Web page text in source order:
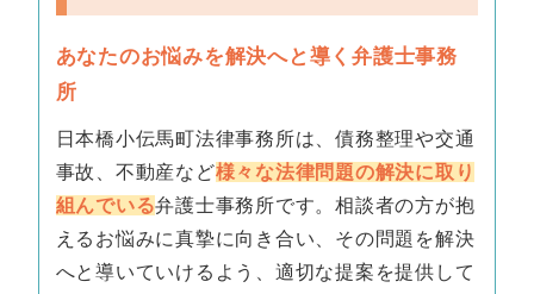
あなたのお悩みを解決へと導く弁護士事務
所
日本橋小伝馬町法律事務所は、債務整理や交通
事故、不動産など様々な法律問題の解決に取り
組んでいる弁護士事務所です。相談者の方が抱
えるお悩みに真摯に向き合い、その問題を解決
へと導いていけるよう、適切な提案を提供して